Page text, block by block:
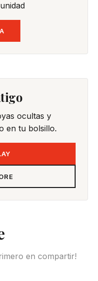
ocultas y
en tu bolsillo.
en compartir!